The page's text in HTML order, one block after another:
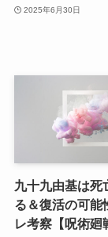
2025年6月30日
九十九由基は死
る＆復活の可能
レ考察【呪術廻